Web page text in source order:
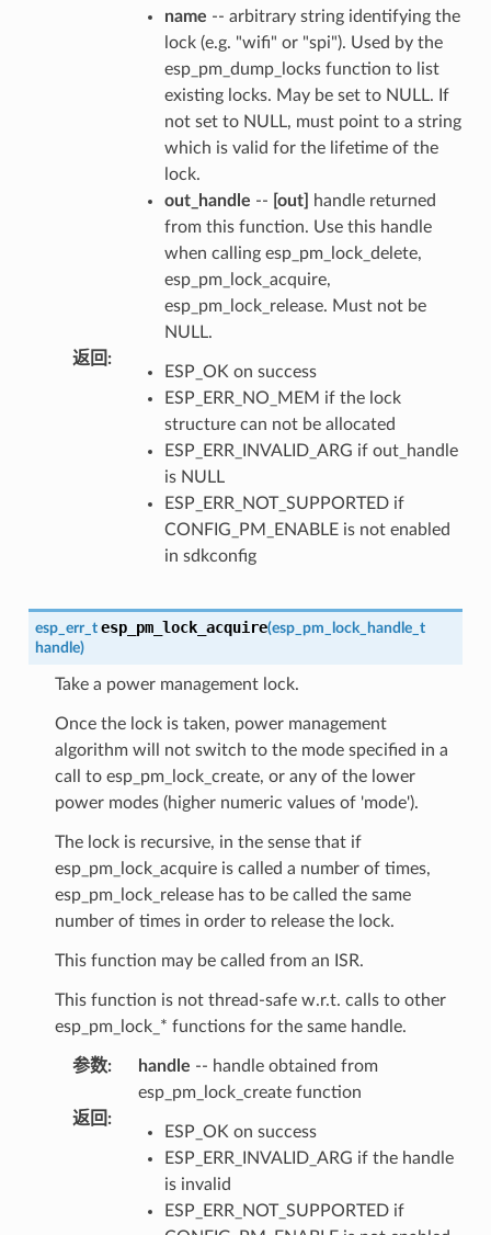
name -- arbitrary string identifying the
lock (e.g. "wifi" or "spi"). Used by the
esp_pm_dump_locks function to list
existing locks. May be set to NULL. If
not set to NULL, must point to a string
which is valid for the lifetime of the
lock.
out_handle -- [out]
handle returned
from this function. Use this handle
when calling esp_pm_lock_delete,
esp_pm_lock_acquire,
esp_pm_lock_release. Must not be
NULL.
返回 :
ESP_OK on success
ESP_ERR_NO_MEM if the lock
structure can not be allocated
ESP_ERR_INVALID_ARG if out_handle
is NULL
ESP_ERR_NOT_SUPPORTED if
CONFIG_PM_ENABLE is not enabled
in sdkconfig
esp_err_t esp_pm_lock_acquire(esp_pm_lock_handle_t
handle)
Take a power management lock.
Once the lock is taken, power management
algorithm will not switch to the mode specified in a
call to esp_pm_lock_create, or any of the lower
power modes (higher numeric values of 'mode').
The lock is recursive, in the sense that if
esp_pm_lock_acquire is called a number of times,
esp_pm_lock_release has to be called the same
number of times in order to release the lock.
This function may be called from an ISR.
This function is not thread-safe w.r.t. calls to other
esp_pm_lock_* functions for the same handle.
参数: handle -- handle obtained from
esp_pm_lock_create function
返回 :
ESP_OK on success
ESP_ERR_INVALID_ARG if the handle
is invalid
ESP_ERR_NOT_SUPPORTED if